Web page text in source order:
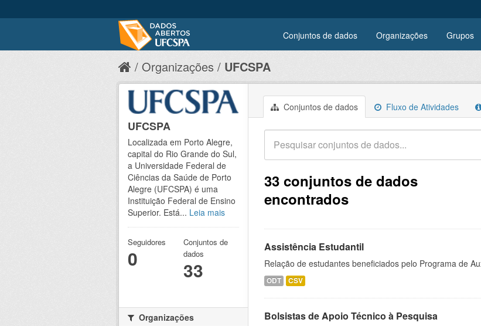
Conjuntos de dados Organizações Grupos
Organizações UFCSPA
Conjuntos de dados Fluxo de Atividades
33 conjuntos de dados
encontrados
Assistência Estudantil
Relação de estudantes beneficiados pelo Programa de
ODT CSV
Bolsistas de Apoio Técnico à Pesquisa
UFCSPA
Localizada em Porto Alegre,
capital do Rio Grande do Sul,
a Universidade Federal de
Ciências da Saúde de Porto
Alegre (UFCSPA) é uma
Instituição Federal de Ensino
Superior. Está... Leia mais
Seguidores
0
Conjuntos de
dados
33
Organizações